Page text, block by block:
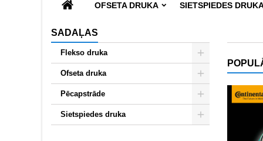
OFSETA DRUKA SIETSPIEDES
SADAĻAS
Flekso druka
Ofseta druka
Pēcapstrāde
Sietspiedes druka